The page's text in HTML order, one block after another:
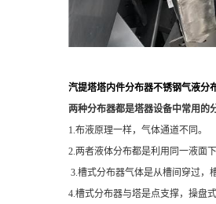
汽提塔塔内件分布器不锈钢气液分
两种分布器都是塔器设备中常用的
1.布液原理一样，气体通道不同。
2.两者液体分布都是利用同一液面
3.槽式分布器气体是从槽间穿过
4.槽式分布器与塔是点支撑，操盘